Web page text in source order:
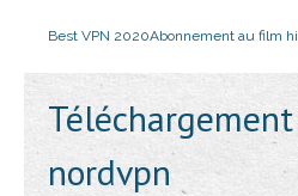
Best VPN 2020Abonnement au film
nordvpn